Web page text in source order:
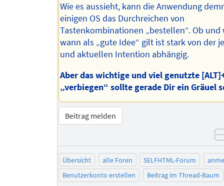
Wie es aussieht, kann die Anwendung
einigen OS das Durchreichen von
Tastenkombinationen „bestellen“. Ob und
wann als „gute Idee“ gilt ist stark von der
und aktuellen Intention abhängig.
Aber das wichtige und viel genutzte
„verbiegen“ sollte gerade Dir ein Gräuel
Beitrag melden
Übersicht alle Foren SELFHTML-Forum
Benutzerkonto erstellen
Beitrag im Thread-Baum